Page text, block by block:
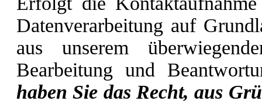
Datenverarbeitung auf
aus unserem
Bearbeitung und
haben Sie das Recht, aus